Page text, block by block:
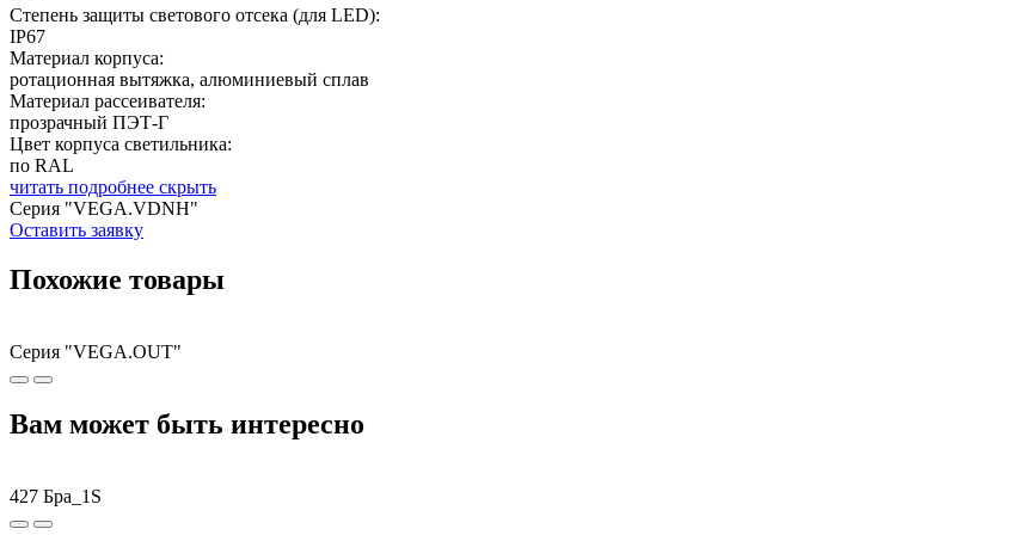
Степень защиты светового отсека (для LED):
IP67
Материал корпуса:
ротационная вытяжка, алюминиевый сплав
Материал рассеивателя:
прозрачный ПЭТ-Г
Цвет корпуса светильника:
по RAL
читать подробнее скрыть
Серия "VEGA.VDNH"
Оставить заявку
Похожие товары
Серия "VEGA.OUT"
Вам может быть интересно
427 Бра_1S